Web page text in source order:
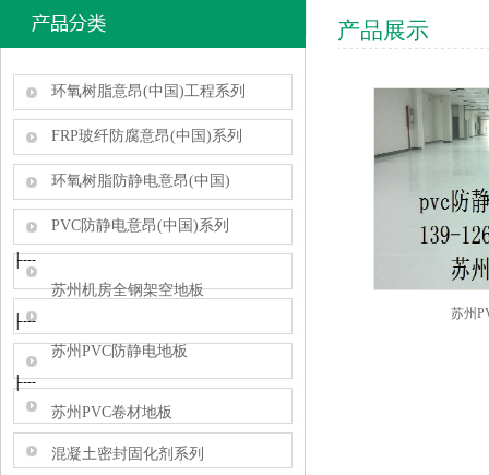
环氧树脂意昂(中国)工程系列
FRP玻纤防腐意昂(中国)系列
环氧树脂防静电意昂(中国)
PVC防静电意昂(中国)系列
├---
苏州机房全钢架空地板
├---
苏州PVC防静电地板
├---
苏州PVC卷材地板
混凝土密封固化剂系列
产品展示
苏州